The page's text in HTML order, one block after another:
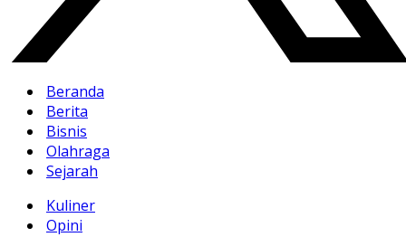
Beranda
Berita
Bisnis
Olahraga
Sejarah
Kuliner
Opini